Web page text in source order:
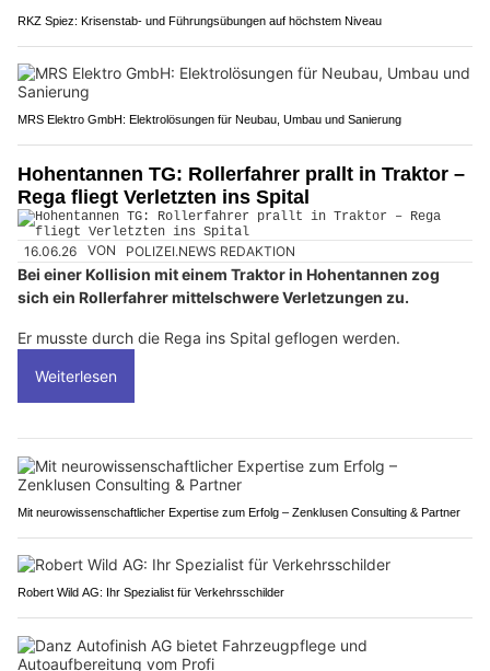
RKZ Spiez: Krisenstab- und Führungsübungen auf höchstem Niveau
MRS Elektro GmbH: Elektrolösungen für Neubau, Umbau und Sanierung
Hohentannen TG: Rollerfahrer prallt in Traktor –
Rega fliegt Verletzten ins Spital
16.06.26 VON POLIZEI.NEWS REDAKTION
Bei einer Kollision mit einem Traktor in Hohentannen zog
sich ein Rollerfahrer mittelschwere Verletzungen zu.
Er musste durch die Rega ins Spital geflogen werden.
Weiterlesen
Mit neurowissenschaftlicher Expertise zum Erfolg – Zenklusen Consulting & Partner
Robert Wild AG: Ihr Spezialist für Verkehrsschilder